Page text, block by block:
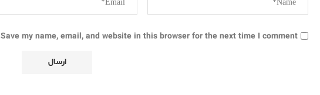
Save my name, email, and website in this browser for the next time I comment.